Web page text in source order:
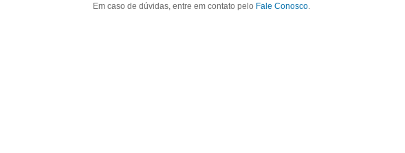
Em caso de dúvidas, entre em contato pelo Fale Conosco.